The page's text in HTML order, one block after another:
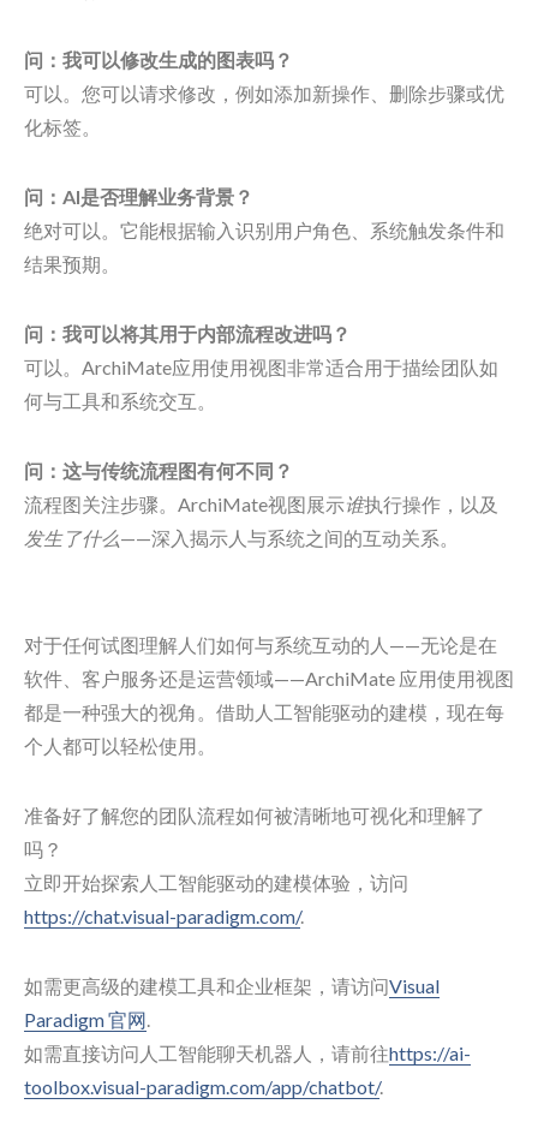
问：我可以修改生成的图表吗？
可以。您可以请求修改，例如添加新操作、删除步骤或优
化标签。
问：AI是否理解业务背景？
绝对可以。它能根据输入识别用户角色、系统触发条件和
结果预期。
问：我可以将其用于内部流程改进吗？
可以。ArchiMate应用使用视图非常适合用于描绘团队如
何与工具和系统交互。
问：这与传统流程图有何不同？
流程图关注步骤。ArchiMate视图展示谁执行操作，以及
发生了什么——深入揭示人与系统之间的互动关系。
对于任何试图理解人们如何与系统互动的人——无论是在
软件、客户服务还是运营领域——ArchiMate 应用使用视图
都是一种强大的视角。借助人工智能驱动的建模，现在每
个人都可以轻松使用。
准备好了解您的团队流程如何被清晰地可视化和理解了
吗？
立即开始探索人工智能驱动的建模体验，访问
https://chat.visual-paradigm.com/.
如需更高级的建模工具和企业框架，请访问Visual
Paradigm 官网.
如需直接访问人工智能聊天机器人，请前往https://ai-
toolbox.visual-paradigm.com/app/chatbot/.